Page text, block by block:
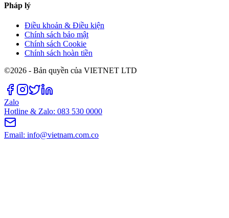
Pháp lý
Điều khoản & Điều kiện
Chính sách bảo mật
Chính sách Cookie
Chính sách hoàn tiền
©2026 - Bản quyền của VIETNET LTD
Zalo
Hotline & Zalo: 083 530 0000
Email: info@vietnam.com.co